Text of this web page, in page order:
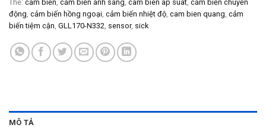
Thẻ: cảm biến, cảm biến ánh sáng, cam bien ap suat, cảm biến chuyển
động, cảm biến hồng ngoại, cảm biến nhiệt độ, cam bien quang, cảm
biến tiệm cận, GLL170-N332, sensor, sick
MÔ TẢ